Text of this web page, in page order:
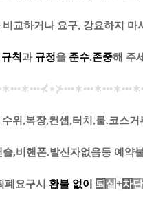
비교하거나 요구, 강요하지 마
규칙과 규정을 준수.존중해 주
∗•••∗•••⊀ ⋆⊁•••∗•••∗•••∗•••∗
수위,복장,컨셉,터치,룰.코스거
슬,비핸폰.발신자없음등 예약
폐요구시 환불 없이 퇴 실+차단